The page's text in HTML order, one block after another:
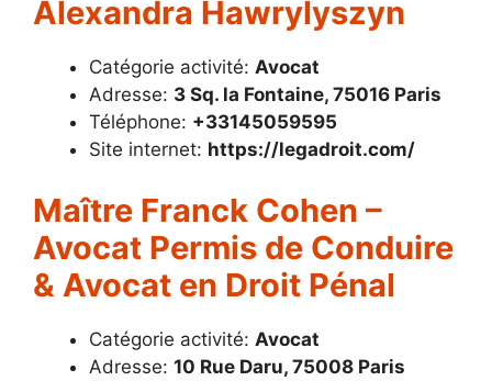
Alexandra Hawrylyszyn
Catégorie activité: Avocat
Adresse: 3 Sq. la Fontaine, 75016 Paris
Téléphone: +33145059595
Site internet: https://legadroit.com/
Maître Franck Cohen –
Avocat Permis de Conduire
& Avocat en Droit Pénal
Catégorie activité: Avocat
Adresse: 10 Rue Daru, 75008 Paris